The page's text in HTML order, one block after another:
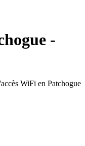
-
WiFi en Patchogue